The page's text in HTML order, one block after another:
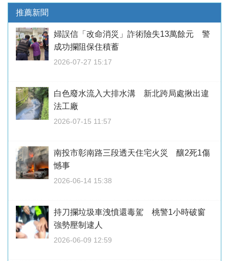
推薦新聞
婦誤信「改命消災」詐術險失13萬餘元 警
成功攔阻保住積蓄
2026-07-27 15:17
白色廢水流入大排水溝 新北跨局處揪出違
法工廠
2026-07-15 11:57
南投市彰南路三段透天住宅火災 釀2死1傷
憾事
2026-06-14 15:38
持刀攔垃圾車洩憤還毒駕 桃警1小時破窗
強勢壓制逮人
2026-06-09 12:59